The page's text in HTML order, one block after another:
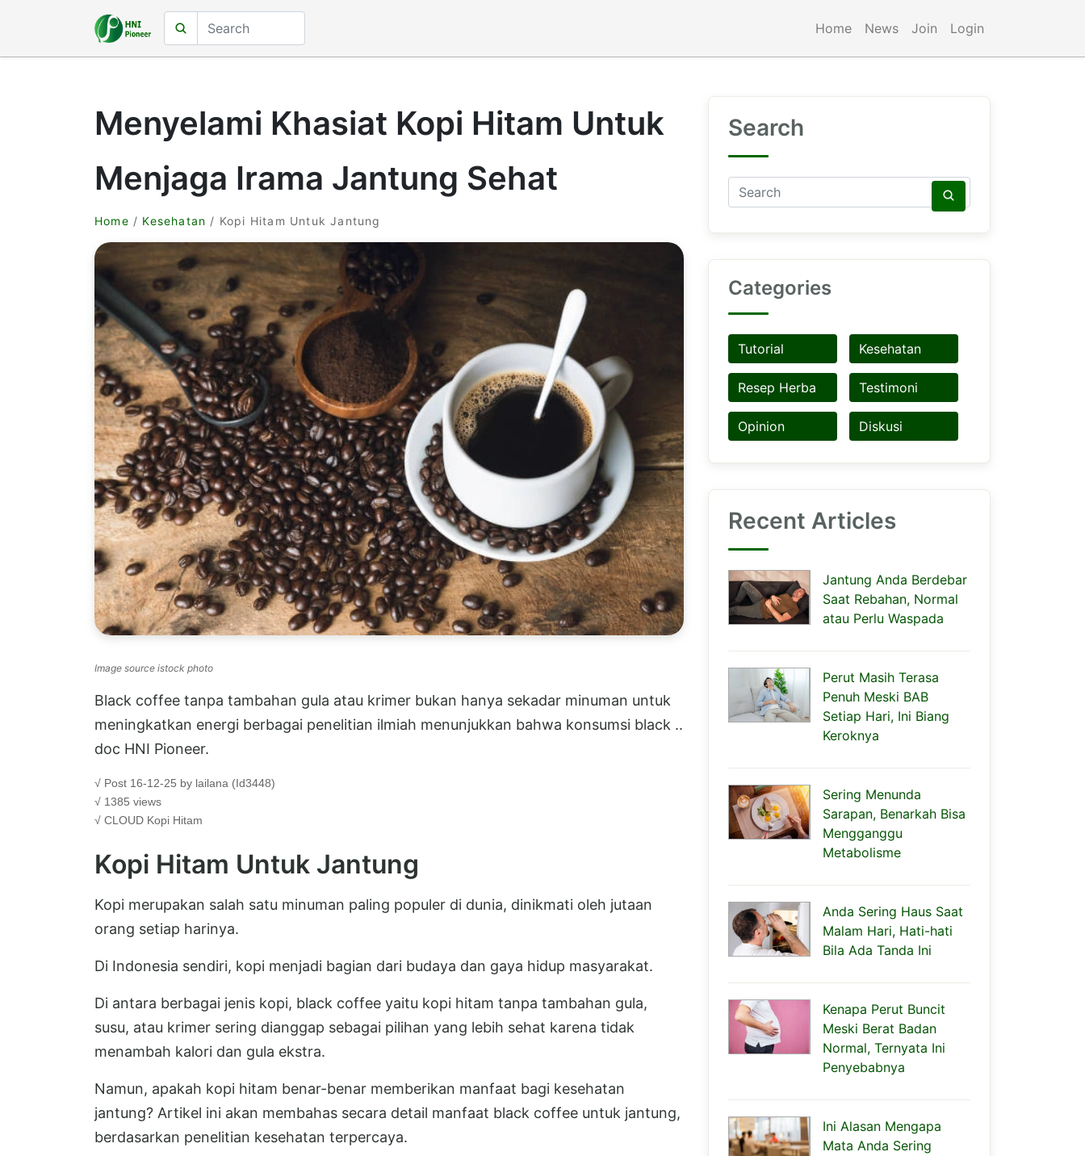
Home News Join Login
Menyelami Khasiat Kopi Hitam Untuk
Menjaga Irama Jantung Sehat
Home / Kesehatan / Kopi Hitam Untuk Jantung
Image source istock photo
Black coffee tanpa tambahan gula atau krimer bukan hanya sekadar minuman untuk
meningkatkan energi berbagai penelitian ilmiah menunjukkan bahwa konsumsi black ..
doc HNI Pioneer.
√ Post 16-12-25 by lailana (Id3448)
√ 1385 views
√ CLOUD Kopi Hitam
Kopi Hitam Untuk Jantung
Kopi merupakan salah satu minuman paling populer di dunia, dinikmati oleh jutaan
orang setiap harinya.
Di Indonesia sendiri, kopi menjadi bagian dari budaya dan gaya hidup masyarakat.
Di antara berbagai jenis kopi, black coffee yaitu kopi hitam tanpa tambahan gula,
susu, atau krimer sering dianggap sebagai pilihan yang lebih sehat karena tidak
menambah kalori dan gula ekstra.
Namun, apakah kopi hitam benar-benar memberikan manfaat bagi kesehatan
jantung? Artikel ini akan membahas secara detail manfaat black coffee untuk jantung,
berdasarkan penelitian kesehatan terpercaya.
Search
Categories
Tutorial Kesehatan
Resep Herba Testimoni
Opinion Diskusi
Recent Articles
Jantung Anda Berdebar
Saat Rebahan, Normal
atau Perlu Waspada
Perut Masih Terasa
Penuh Meski BAB
Setiap Hari, Ini Biang
Keroknya
Sering Menunda
Sarapan, Benarkah Bisa
Mengganggu
Metabolisme
Anda Sering Haus Saat
Malam Hari, Hati-hati
Bila Ada Tanda Ini
Kenapa Perut Buncit
Meski Berat Badan
Normal, Ternyata Ini
Penyebabnya
Ini Alasan Mengapa
Mata Anda Sering